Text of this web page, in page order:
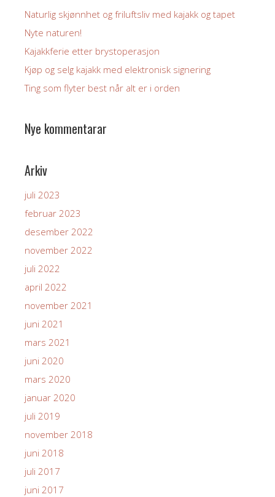
Naturlig skjønnhet og friluftsliv med kajakk og tapet
Nyte naturen!
Kajakkferie etter brystoperasjon
Kjøp og selg kajakk med elektronisk signering
Ting som flyter best når alt er i orden
Nye kommentarar
Arkiv
juli 2023
februar 2023
desember 2022
november 2022
juli 2022
april 2022
november 2021
juni 2021
mars 2021
juni 2020
mars 2020
januar 2020
juli 2019
november 2018
juni 2018
juli 2017
juni 2017